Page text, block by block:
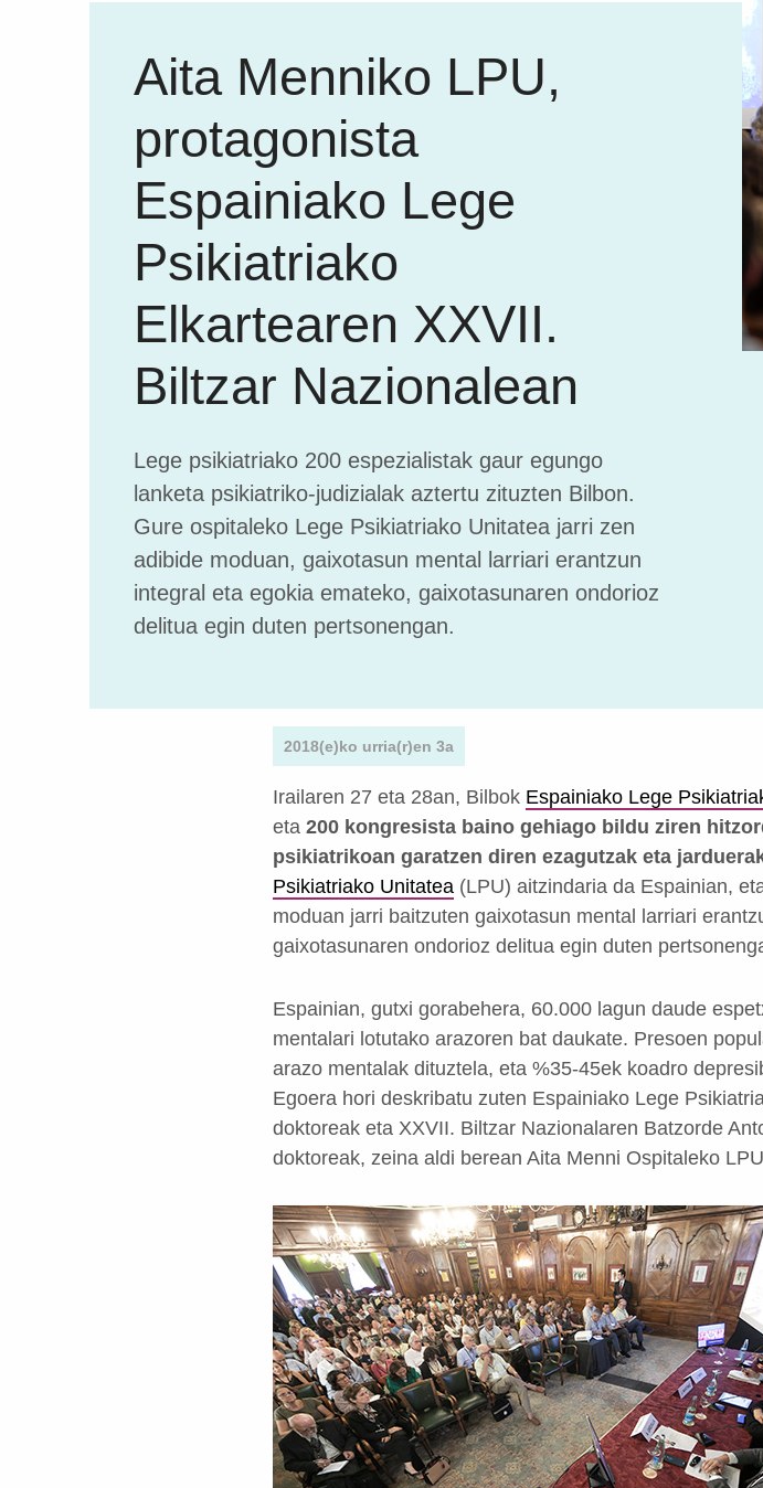
Aita Menniko LPU,
protagonista
Espainiako Lege
Psikiatriako
Elkartearen XXVII.
Biltzar Nazionalean
Lege psikiatriako 200 espezialistak gaur egungo
lanketa psikiatriko-judizialak aztertu zituzten Bilbon.
Gure ospitaleko Lege Psikiatriako Unitatea jarri zen
adibide moduan, gaixotasun mental larriari erantzun
integral eta egokia emateko, gaixotasunaren ondorioz
delitua egin duten pertsonengan.
2018(e)ko urria(r)en 3a
Irailaren 27 eta 28an, Bilbok Espainiako Lege
eta 200 kongresista baino gehiago bildu ziren
psikiatrikoan garatzen diren ezagutzak eta
Psikiatriako Unitatea (LPU) aitzindaria da Espainian,
moduan jarri baitzuten gaixotasun mental larriari
gaixotasunaren ondorioz delitua egin duten
Espainian, gutxi gorabehera, 60.000 lagun daude
mentalari lotutako arazoren bat daukate. Presoen
arazo mentalak dituztela, eta %35-45ek koadro
Egoera hori deskribatu zuten Espainiako Lege
doktoreak eta XXVII. Biltzar Nazionalaren Batzorde
doktoreak, zeina aldi berean Aita Menni Ospitaleko